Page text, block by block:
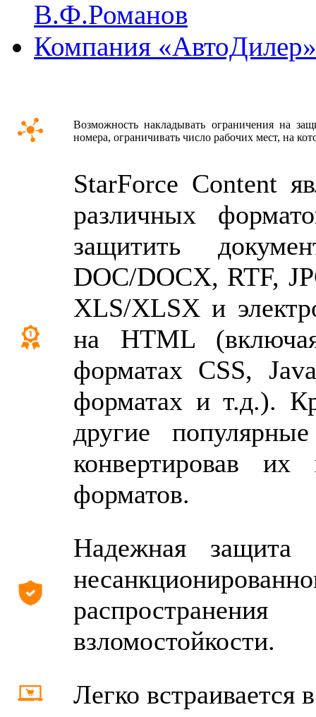
В.Ф.Романов
Компания «АвтоДилер»
Возможность накладывать ограничения на
номера, ограничивать число рабочих мест, на
StarForce Content
различных
защитить
DOC/DOCX, RTF,
XLS/XLSX и
на HTML
форматах CSS,
форматах и т.д.).
другие
конвертировав
форматов.
Надежная защита
взломостойкости.
Легко встраивается